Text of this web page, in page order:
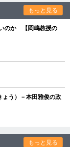
もっと見る
のか 【岡嶋教授の
う）－本田雅俊の政
もっと見る